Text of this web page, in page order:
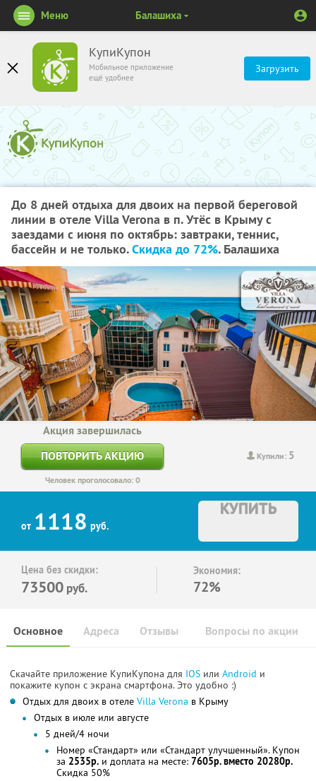
КупиКупон
Мобильное приложение
ещё удобнее
Загрузить
Меню Балашиха
До 8 дней отдыха для двоих на первой береговой
линии в отеле Villa Verona в п. Утёс в Крыму с
заездами с июня по октябрь: завтраки, теннис,
бассейн и не только.Скидка до 72%. Балашиха
Купили: 5
Акция завершилась
ПОВТОРИТЬ АКЦИЮ
Человек проголосовало: 0
от 1118 руб.
КУПИТЬ
Цена без скидки:
73500 руб.
Экономия:
72%
Основное Отзывы Вопросы по акции
Адреса
Скачайте приложение КупиКупона для IOS или Android и
покажите купон с экрана смартфона. Это удобно :)
Отдых для двоих в отеле Villa Verona в Крыму
Отдых в июле или августе
5 дней/4 ночи
Номер «Стандарт» или «Стандарт улучшенный». Купон
за 2535р. и доплата на месте: 7605р. вместо 20280р.
Скидка 50%